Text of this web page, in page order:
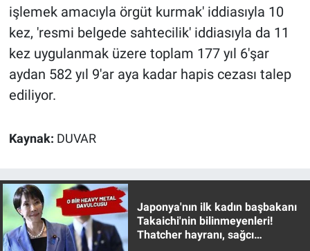
işlemek amacıyla örgüt kurmak' iddiasıyla 10
kez, 'resmi belgede sahtecilik' iddiasıyla da 11
kez uygulanmak üzere toplam 177 yıl 6'şar
aydan 582 yıl 9'ar aya kadar hapis cezası talep
ediliyor.
Kaynak: DUVAR
Japonya'nın ilk kadın başbakanı
Takaichi'nin bilinmeyenleri!
Thatcher hayranı, sağcı